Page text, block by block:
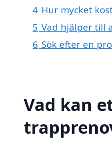
4 Hur mycket
5 Vad hjälper till
6 Sök efter en
Vad kan